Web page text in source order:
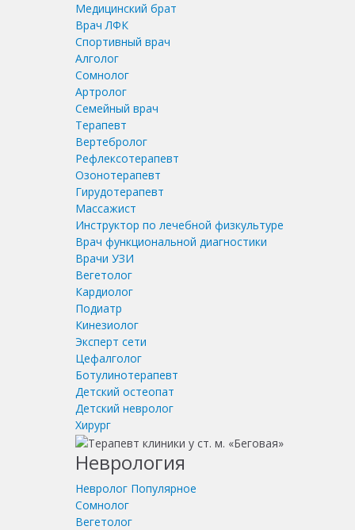
Медицинский брат
Врач ЛФК
Спортивный врач
Алголог
Сомнолог
Артролог
Семейный врач
Терапевт
Вертебролог
Рефлексотерапевт
Озонотерапевт
Гирудотерапевт
Массажист
Инструктор по лечебной физкультуре
Врач функциональной диагностики
Врачи УЗИ
Вегетолог
Кардиолог
Подиатр
Кинезиолог
Эксперт сети
Цефалголог
Ботулинотерапевт
Детский остеопат
Детский невролог
Хирург
Неврология
Невролог Популярное
Сомнолог
Вегетолог